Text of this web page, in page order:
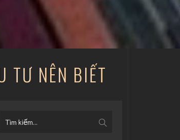
TƯ NÊN BIẾT